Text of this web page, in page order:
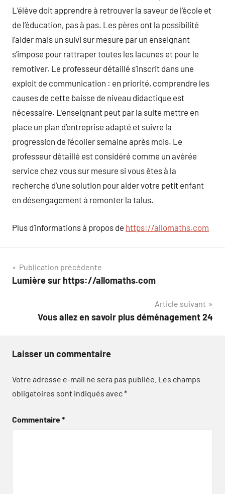
L’élève doit apprendre à retrouver la saveur de l’école et
de l’éducation, pas à pas. Les pères ont la possibilité
l’aider mais un suivi sur mesure par un enseignant
s’impose pour rattraper toutes les lacunes et pour le
remotiver. Le professeur détaillé s’inscrit dans une
exploit de communication : en priorité, comprendre les
causes de cette baisse de niveau didactique est
nécessaire. L’enseignant peut par la suite mettre en
place un plan d’entreprise adapté et suivre la
progression de l’écolier semaine après mois. Le
professeur détaillé est considéré comme un avérée
service chez vous sur mesure si vous êtes à la
recherche d’une solution pour aider votre petit enfant
en désengagement à remonter la talus.
Plus d’informations à propos de https://allomaths.com
Navigation
de
Publication précédente
Lumière sur https://allomaths.com
Article suivant
Vous allez en savoir plus déménagement 24
Laisser un commentaire
Votre adresse e-mail ne sera pas publiée. Les champs
obligatoires sont indiqués avec*
Commentaire*